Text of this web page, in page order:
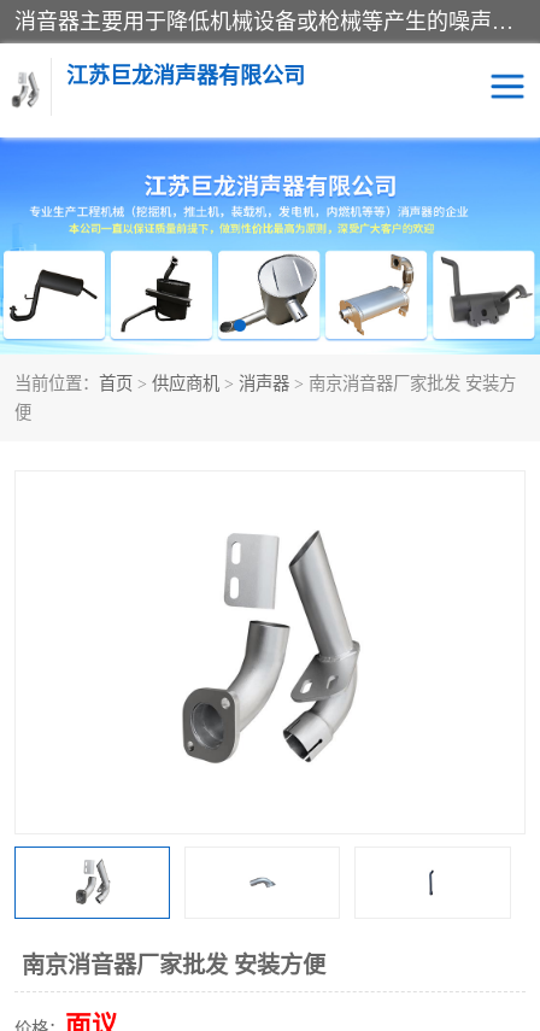
消音器主要用于降低机械设备或枪械等产生的噪声。它通过阻尼或增加排气面积来降低排气速度和功率，从而降低噪声。常见的消音器类型包括阻性消声器、抗性消声器、共振消声器以及阻抗复合式消声器等。这些消音器各有特点，适用于不同频率的噪声消除。
江苏巨龙消声器有限公司
当前位置： 首页 > 供应商机 > 消声器 > 南京消音器厂家批发 安装方
便
南京消音器厂家批发 安装方便
消声器